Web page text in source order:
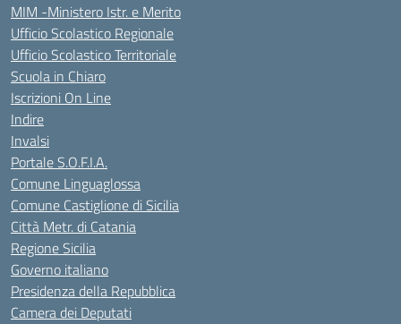
MIM -Ministero Istr. e Merito
Ufficio Scolastico Regionale
Ufficio Scolastico Territoriale
Scuola in Chiaro
Iscrizioni On Line
Indire
Invalsi
Portale S.O.F.I.A.
Comune Linguaglossa
Comune Castiglione di Sicilia
Città Metr. di Catania
Regione Sicilia
Governo italiano
Presidenza della Repubblica
Camera dei Deputati